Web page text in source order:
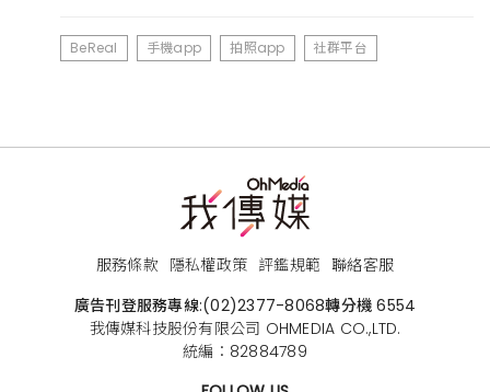
BeReal 手機app 拍照app 社群平台
服務條款 隱私權政策 評鑑規範 聯絡客服
廣告刊登服務專線:(02)2377-8068轉分機 6554
我傳媒科技股份有限公司 OHMEDIA CO.,LTD.
統編：82884789